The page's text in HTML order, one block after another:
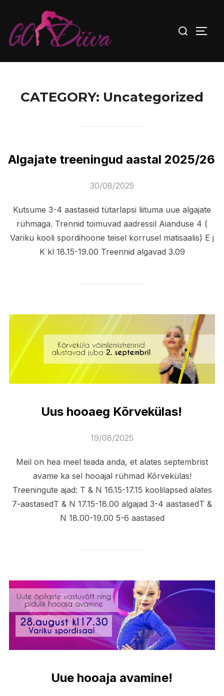
content
Search
CATEGORY: Uncategorized
Algajate treeningud aastal 2025/26
Posted
30/08/2025
Kutsume 3-4 aastaseid tütarlapsi liituma uue algajate
rühmaga. Trennid toimuvad aadressil Aianduse 4 (
Variku kooli spordihoone teisel korrusel matisaalis) E j
K kl 18.15-19.00 Treennid algavad 3.09
Uus hooaeg Kõrvekülas!
Posted
19/08/2025
Meil on hea meel teada anda, et alates septembrist
avame ka sel hooajal rühmad Kõrvekülas!
Treeningute ajad: T & N 16.15-17.15 koolilapsed alates
7-aastasedT & N 17.15-18.00 algajad 3-4 aastasedT &
N 18.00-19.00 5-6 aastased
Uue hooaja avamine!